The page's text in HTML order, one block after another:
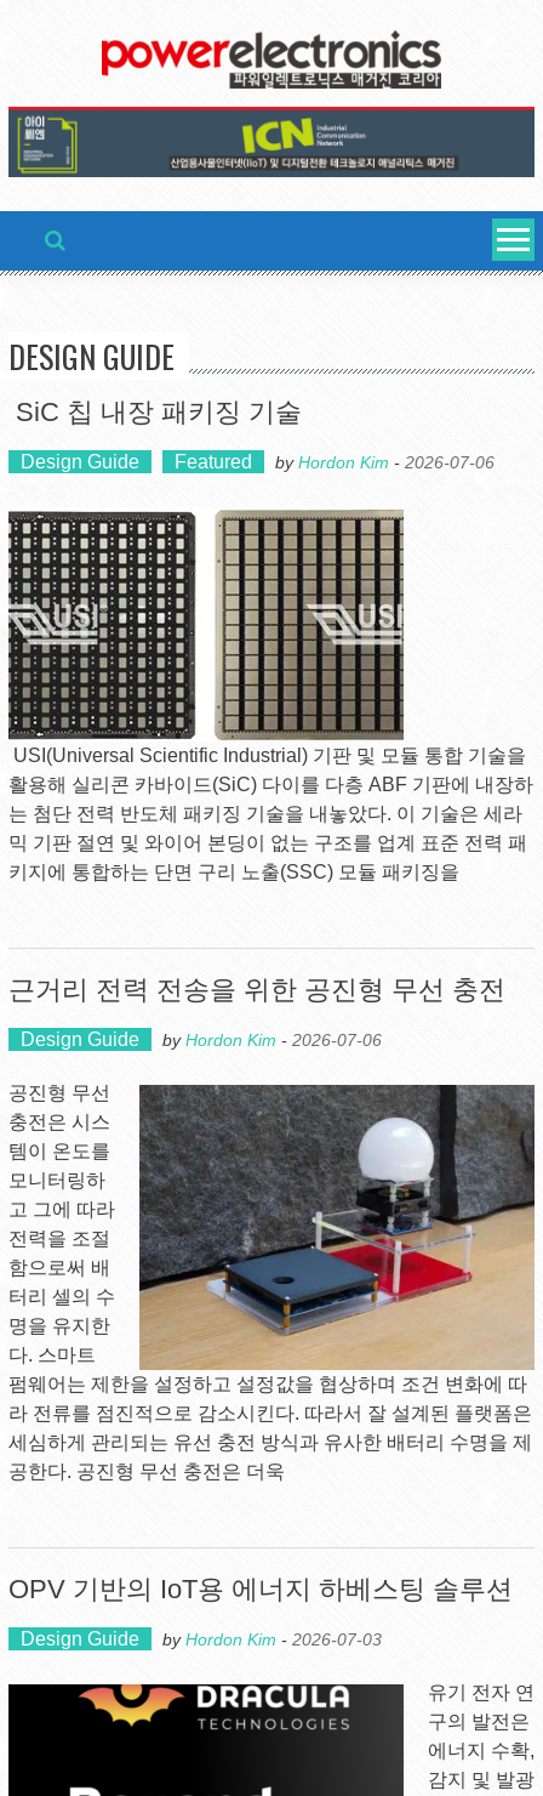
DESIGN GUIDE
SiC 칩 내장 패키징 기술
Design Guide Featured byHordon Kim - 2026-07-06
USI(Universal Scientific Industrial) 기판 및 모듈 통합 기술을
활용해 실리콘 카바이드(SiC) 다이를 다층 ABF 기판에 내장하
는 첨단 전력 반도체 패키징 기술을 내놓았다. 이 기술은 세라
믹 기판 절연 및 와이어 본딩이 없는 구조를 업계 표준 전력 패
키지에 통합하는 단면 구리 노출(SSC) 모듈 패키징을
근거리 전력 전송을 위한 공진형 무선 충전
Design Guide byHordon Kim - 2026-07-06
공진형 무선
충전은 시스
템이 온도를
모니터링하
고 그에 따라
전력을 조절
함으로써 배
터리 셀의 수
명을 유지한
다. 스마트
펌웨어는 제한을 설정하고 설정값을 협상하며 조건 변화에 따
라 전류를 점진적으로 감소시킨다. 따라서 잘 설계된 플랫폼은
세심하게 관리되는 유선 충전 방식과 유사한 배터리 수명을 제
공한다. 공진형 무선 충전은 더욱
OPV 기반의 IoT용 에너지 하베스팅 솔루션
Design Guide byHordon Kim - 2026-07-03
유기 전자 연
구의 발전은
에너지 수확,
감지 및 발광